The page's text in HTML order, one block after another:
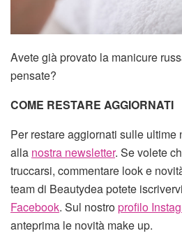
Avete già provato la manicure
pensate?
COME RESTARE AGGIORNATI
Per restare aggiornati sulle ultime
alla nostra newsletter. Se volete
truccarsi, commentare look e
team di Beautydea potete
Facebook. Sul nostroprofilo
anteprima le novità make up.